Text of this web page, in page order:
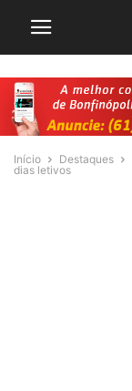
Início Destaques
dias letivos